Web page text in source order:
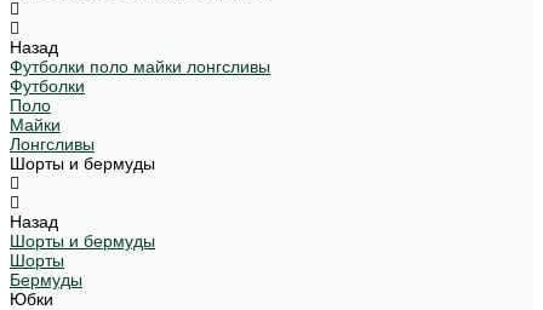
Назад
Футболки поло майки лонгсливы
Футболки
Поло
Майки
Лонгсливы
Шорты и бермуды
Назад
Шорты и бермуды
Шорты
Бермуды
Юбки